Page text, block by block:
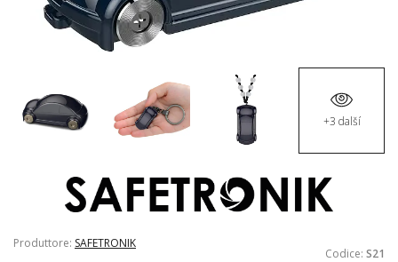
+3 další
Produttore: SAFETRONIK
Codice: S21